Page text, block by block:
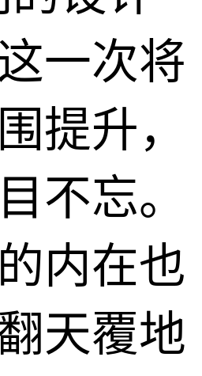
一次将
提升，
不忘。
内在也
天覆地